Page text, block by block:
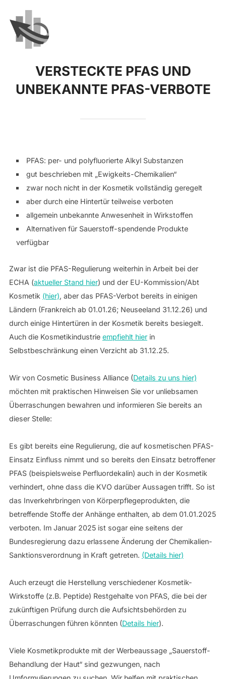
Inhalt
springen
VERSTECKTE PFAS UND
UNBEKANNTE PFAS-VERBOTE
PFAS: per- und polyfluorierte Alkyl Substanzen
gut beschrieben mit „Ewigkeits-Chemikalien“
zwar noch nicht in der Kosmetik vollständig geregelt
aber durch eine Hintertür teilweise verboten
allgemein unbekannte Anwesenheit in Wirkstoffen
Alternativen für Sauerstoff-spendende Produkte
verfügbar
Zwar ist die PFAS-Regulierung weiterhin in Arbeit bei der
ECHA (aktueller Stand hier) und der EU-Kommission/Abt
Kosmetik (hier), aber das PFAS-Verbot bereits in einigen
Ländern (Frankreich ab 01.01.26; Neuseeland 31.12.26) und
durch einige Hintertüren in der Kosmetik bereits besiegelt.
Auch die Kosmetikindustrie empfiehlt hierin
Selbstbeschränkung einen Verzicht ab 31.12.25.
Wir von Cosmetic Business Alliance (Details zu uns hier)
möchten mit praktischen Hinweisen Sie vor unliebsamen
Überraschungen bewahren und informieren Sie bereits an
dieser Stelle:
Es gibt bereits eine Regulierung, die auf kosmetischen PFAS-
Einsatz Einfluss nimmt und so bereits den Einsatz betroffener
PFAS (beispielsweise Perfluordekalin) auch in der Kosmetik
verhindert, ohne dass die KVO darüber Aussagen trifft. So ist
das Inverkehrbringen von Körperpflegeprodukten, die
betreffende Stoffe der Anhänge enthalten, ab dem 01.01.2025
verboten. Im Januar 2025 ist sogar eine seitens der
Bundesregierung dazu erlassene Änderung der Chemikalien-
Sanktionsverordnung in Kraft getreten. (Details hier)
Auch erzeugt die Herstellung verschiedener Kosmetik-
Wirkstoffe (z.B. Peptide) Restgehalte von PFAS, die bei der
zukünftigen Prüfung durch die Aufsichtsbehörden zu
Überraschungen führen könnten (Details hier).
Viele Kosmetikprodukte mit der Werbeaussage „Sauerstoff-
Behandlung der Haut“ sind gezwungen, nach